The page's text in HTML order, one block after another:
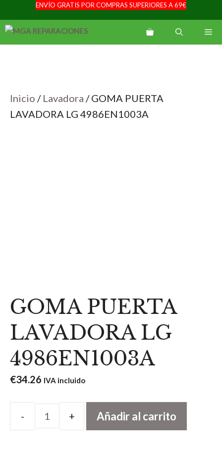
al
ENVÍO GRATIS POR COMPRAS SUPERIORES A 69€
Inicio / Lavadora / GOMA PUERTA
LAVADORA LG 4986EN1003A
GOMA PUERTA
LAVADORA LG
4986EN1003A
€34.26 IVA incluido
GOMA
Añadir al carrito